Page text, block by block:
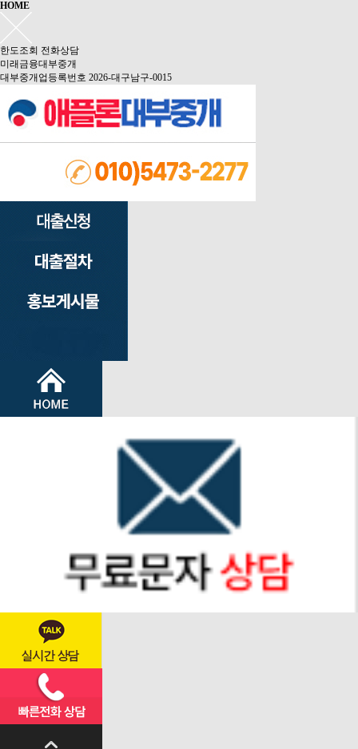
HOME
한도조회 전화상담
미래금융대부중개
대부중개업등록번호 2026-대구남구-0015